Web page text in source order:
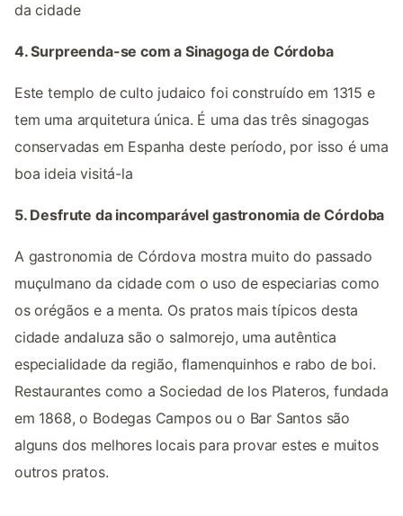
da cidade
4. Surpreenda-se com a Sinagoga de Córdoba
Este templo de culto judaico foi construído em 1315 e
tem uma arquitetura única. É uma das três sinagogas
conservadas em Espanha deste período, por isso é uma
boa ideia visitá-la
5. Desfrute da incomparável gastronomia de Córdoba
A gastronomia de Córdova mostra muito do passado
muçulmano da cidade com o uso de especiarias como
os orégãos e a menta. Os pratos mais típicos desta
cidade andaluza são o salmorejo, uma autêntica
especialidade da região, flamenquinhos e rabo de boi.
Restaurantes como a Sociedad de los Plateros, fundada
em 1868, o Bodegas Campos ou o Bar Santos são
alguns dos melhores locais para provar estes e muitos
outros pratos.